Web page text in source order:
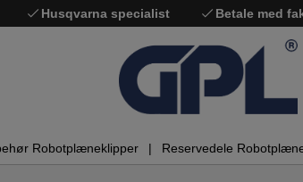
Husqvarna specialist Betale med
Robotplæneklipper Reservedele